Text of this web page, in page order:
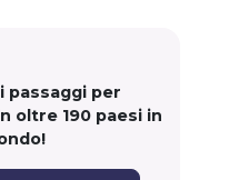
passaggi per
oltre 190 paesi in